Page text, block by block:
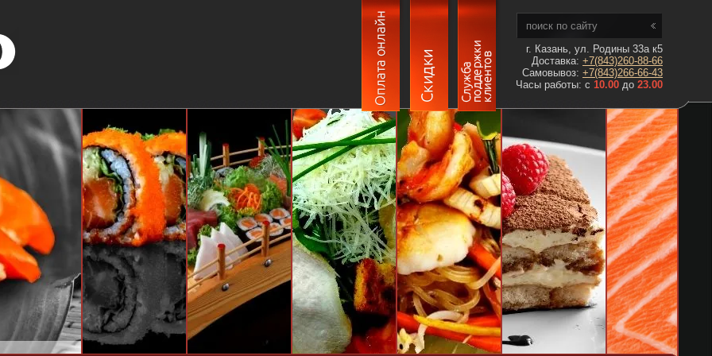
г. Казань, ул. Родины 33а к5
Доставка: +7(843)260-88-66
Самовывоз: +7(843)266-66-43
Часы работы: с 10.00 до 23.00